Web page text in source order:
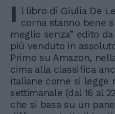
I l libro di Giulia De
corna stanno bene
meglio senza” edito
più venduto in
Primo su Amazon,
cima alla classifica
italiane come si legge
settimanale (dal 16 al
che si basa su un